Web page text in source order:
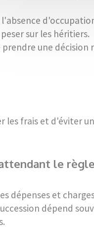
l'absence
sur les héritiers.
une décision
les frais et d'éviter
le
dépenses et
dépend